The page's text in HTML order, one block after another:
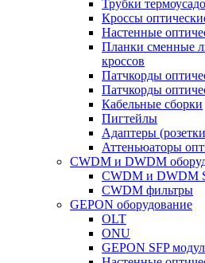
Трубки
Кроссы
Настенные
Планки сменные
кроссов
Патчкорды
Патчкорды
Кабельные сборки
Пигтейлы
Адаптеры
Аттеньюаторы
CWDM и DWDM
CWDM и DWDM
CWDM фильтры
GEPON оборудование
OLT
ONU
GEPON SFP